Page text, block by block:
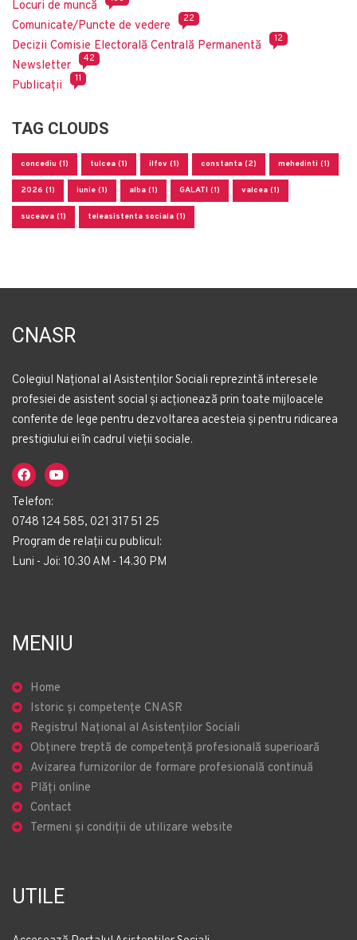
Locuri de muncă
Comunicate/Puncte de vedere 22
Decizii Comisie Electorală Centrală Permanentă 12
Newsletter 42
Publicații 11
TAG CLOUDS
concediu (1) tulcea (1) ilfov (1) constanta (2) mehedinti (1)
2026 (1) iunie (1) alba (1) GALATI (1) valcea (1)
suceava (1) teleasistenta sociala (1)
CNASR
Colegiul Național al Asistenților Sociali reprezintă interesele
profesiei de asistent social și acționează prin toate mijloacele
conferite de lege pentru dezvoltarea acesteia și pentru ridicarea
prestigiului ei în cadrul vieții sociale.
Telefon:
0748 124 585, 021 317 51 25
Program de relații cu publicul:
Luni - Joi: 10.30 AM - 14.30 PM
MENIU
Home
Istoric și competențe CNASR
Registrul Național al Asistenților Sociali
Obținere treptă de competență profesională superioară
Avizarea furnizorilor de formare profesională continuă
Plăți online
Contact
Termeni și condiții de utilizare website
UTILE